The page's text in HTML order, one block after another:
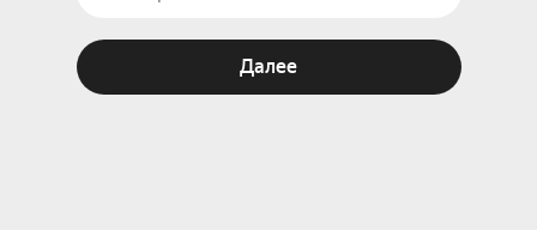
Далее